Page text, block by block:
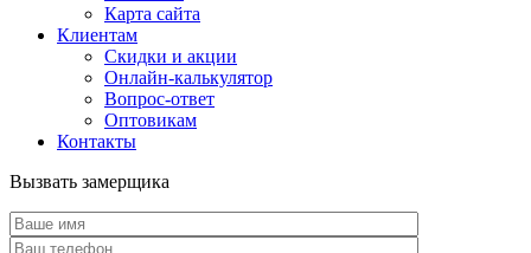
Карта сайта
Клиентам
Скидки и акции
Онлайн-калькулятор
Вопрос-ответ
Оптовикам
Контакты
Вызвать замерщика